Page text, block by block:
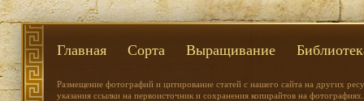
Главная Сорта Выращивание
Размещение фотографий и цитирование статей с нашего сайта на других
указания ссылки на первоисточник и сохранения копирайтов на